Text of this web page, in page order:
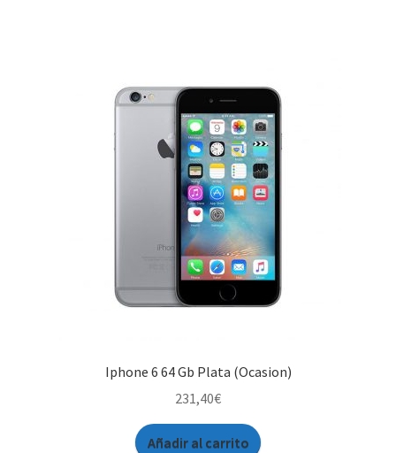
Iphone 6 64 Gb Plata (Ocasion)
231,40€
Añadir al carrito